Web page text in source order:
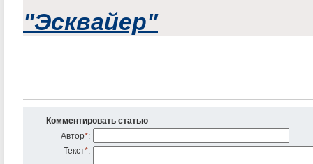
"Эсквайер"
Комментировать статью
Автор*:
Текст*: